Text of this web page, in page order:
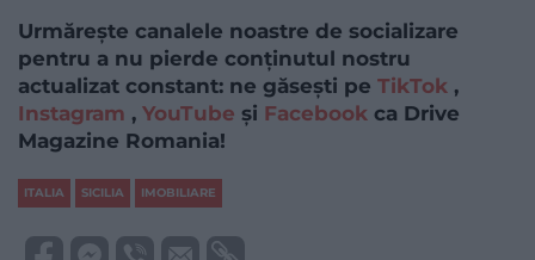
Urmărește canalele noastre de socializare
pentru a nu pierde conținutul nostru
actualizat constant: ne găsești pe TikTok ,
Instagram , YouTube și Facebook ca Drive
Magazine Romania!
ITALIA SICILIA IMOBILIARE